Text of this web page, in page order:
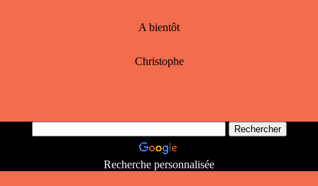
A bientôt
Christophe
Recherche personnalisée